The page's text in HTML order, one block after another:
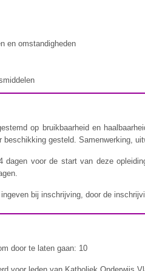
en omstandigheden
op bruikbaarheid en
beschikking gesteld. Samenwerking,
dagen voor de start van deze
bij inschrijving, door de
door te laten gaan: 10